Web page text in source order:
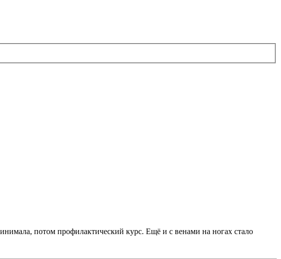
потом профилактический курс. Ещё и с венами на ногах стало